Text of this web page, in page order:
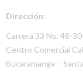
Dirección:
Carrera 33 No. 48-
Centro Comercial
Bucaramanga –